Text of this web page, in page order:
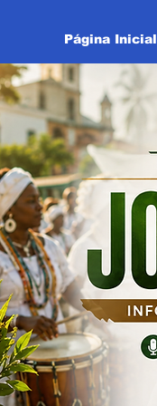
Página Inicial